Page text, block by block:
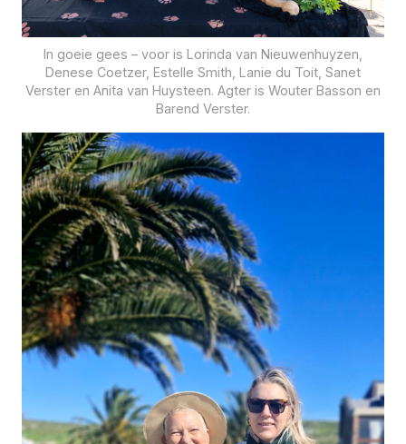
In goeie gees – voor is Lorinda van Nieuwenhuyzen,
Denese Coetzer, Estelle Smith, Lanie du Toit, Sanet
Verster en Anita van Huysteen. Agter is Wouter Basson en
Barend Verster.